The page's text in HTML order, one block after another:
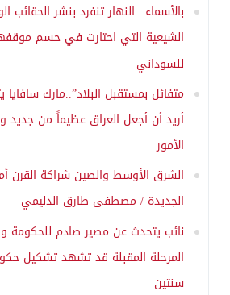
بالأسماء ..النهار تنفرد بنشر الحقائب
الشيعية التي احتارت في حسم موقفها
للسوداني
متفائل بمستقبل البلاد”..مارك
أريد أن أجعل العراق عظيماً من جديد
الأمور
الشرق الأوسط والصين شراكة القرن أم
الجديدة / مصطفى طارق الدليمي
نائب يتحدث عن مصير صادم للحكومة
المرحلة المقبلة قد تشهد تشكيل
سنتين